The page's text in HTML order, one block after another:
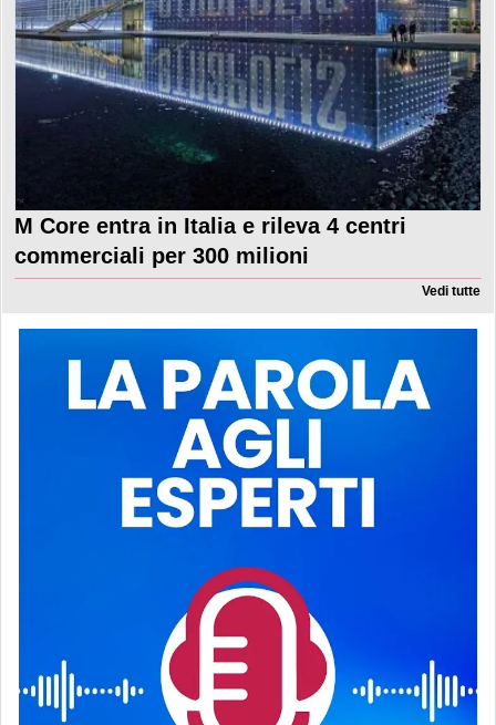
M Core entra in Italia e rileva 4 centri
commerciali per 300 milioni
Vedi tutte